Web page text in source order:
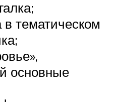
в тематическом
основные